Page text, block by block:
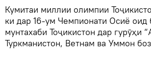
Кумитаи миллии олимпии
ки дар 16-ум Чемпионати Осиё оид
мунтахаби Тоҷикистон дар гурӯҳи
Туркманистон, Ветнам ва Уммон